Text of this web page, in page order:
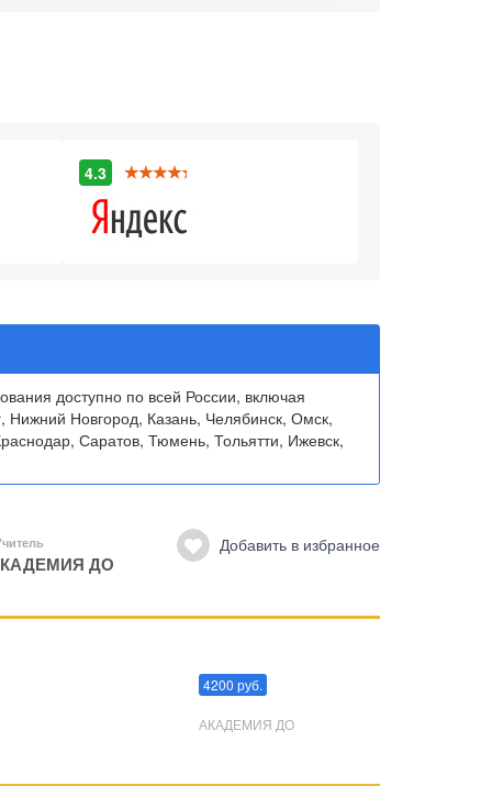
4.3
доступно по всей России, включая
Нижний Новгород, Казань, Челябинск, Омск,
Саратов, Тюмень, Тольятти, Ижевск,
ДО
Добавить в избранное
4200 руб.
АКАДЕМИЯ ДО